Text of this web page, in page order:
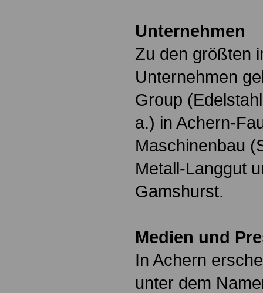
Unternehmen
Zu den größten
Unternehmen
Group
a.) in Achern-
Maschinenbau
Metall-Langgut
Gamshurst.
Medien und
In Achern
unter dem